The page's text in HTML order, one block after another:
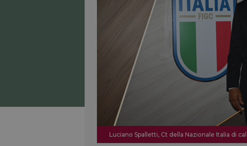
Luciano Spalletti, Ct della Nazionale Italia di